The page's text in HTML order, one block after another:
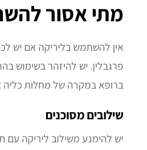
מתי אסור
אין להשתמש בליריקה אם יש
פרגבלין. יש להיזהר בשימוש
ברופא במקרה של מחלות כליה
שילובים מסוכנים
יש להימנע משילוב ליריקה עם